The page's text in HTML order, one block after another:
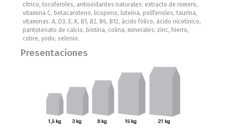
cítrico, tocoferoles, antioxidantes naturales: extracto de romero,
vitamina C, betacaroteno, licopeno, luteína, polifenoles, taurina,
vitaminas: A, D3, E, K, B1, B2, B6, B12, ácido fólico, ácido nicotínico,
pantotenato de calcio, biotina, colina, minerales: zinc, hierro,
cobre, yodo, selenio.
Presentaciones